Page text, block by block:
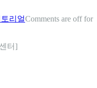
리얼Comments are off for
터]